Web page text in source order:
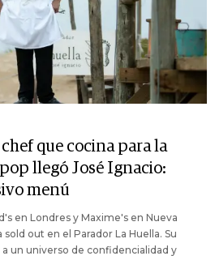
que cocina para la
llegó José Ignacio:
menú
en Londres y Maxime's en Nueva
out en el Parador La Huella. Su
un universo de confidencialidad y